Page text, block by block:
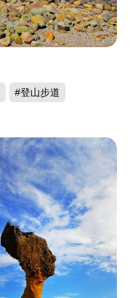
#登山步道